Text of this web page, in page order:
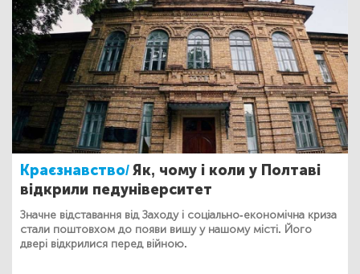
Краєзнавство/Як, чому і коли у Полтаві
відкрили педуніверситет
Значне відставання від Заходу і соціально-економічна криза
стали поштовхом до появи вишу у нашому місті. Його
двері відкрилися перед війною.